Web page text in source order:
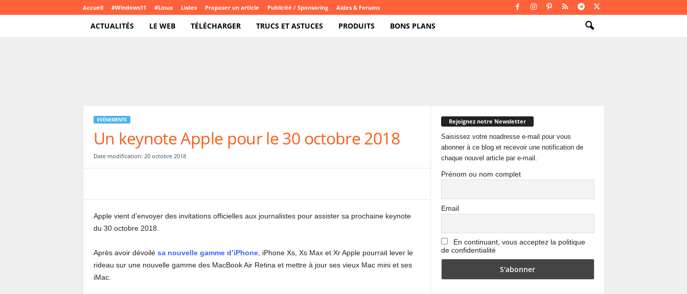
Accueil #Windows11 #Linux Listes Proposer un article Publicité / Sponsoring Aides & Forums
ACTUALITÉS LE WEB TÉLÉCHARGER TRUCS ET ASTUCES PRODUITS BONS PLANS
EVÉNEMENTS
Un keynote Apple pour le 30 octobre 2018
Date modification: 20 octobre 2018
Apple vient d’envoyer des invitations officielles aux journalistes pour assister sa prochaine keynote
du 30 octobre 2018.
Après avoir dévoilé sa nouvelle gamme d’iPhone, iPhone Xs, Xs Max et Xr Apple pourrait lever le
rideau sur une nouvelle gamme des MacBook Air Retina et mettre à jour ses vieux Mac mini et ses
iMac.
Rejoignez notre Newsletter
Saisissez votre noadresse e-mail pour vous
abonner à ce blog et recevoir une notification de
chaque nouvel article par e-mail.
Prénom ou nom complet
Email
En continuant, vous acceptez la politique
de confidentialité